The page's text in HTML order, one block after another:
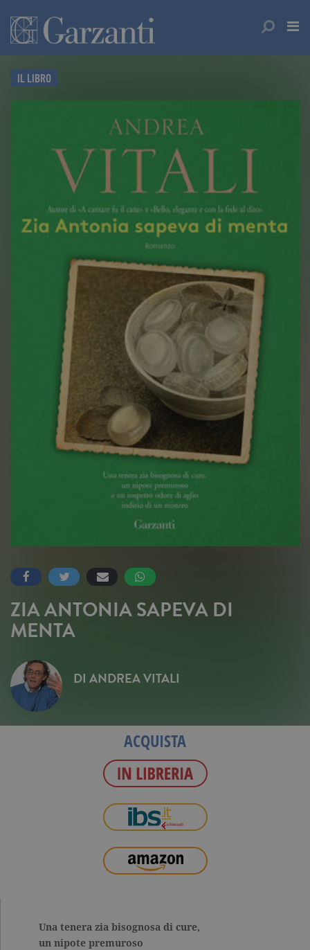
IL LIBRO
ZIA ANTONIA SAPEVA DI
MENTA
DI ANDREA VITALI
ACQUISTA
Una tenera zia bisognosa di cure,
un nipote premuroso